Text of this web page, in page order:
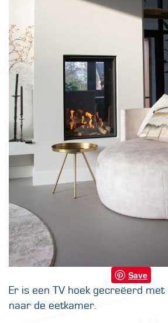
Save
Er is een TV hoek gecreëerd
naar de eetkamer.